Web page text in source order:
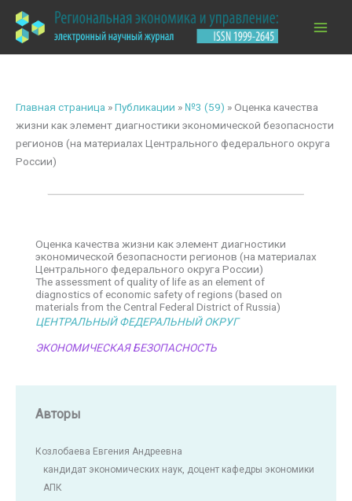
содержимому
Главная страница »Публикации » №3 (59) »Оценка качества
жизни как элемент диагностики экономической безопасности
регионов (на материалах Центрального федерального округа
России)
Оценка качества жизни как элемент диагностики
экономической безопасности регионов (на материалах
Центрального федерального округа России)
The assessment of quality of life as an element of
diagnostics of economic safety of regions (based on
materials from the Central Federal District of Russia)
ЦЕНТРАЛЬНЫЙ ФЕДЕРАЛЬНЫЙ ОКРУГ
ЭКОНОМИЧЕСКАЯ БЕЗОПАСНОСТЬ
Авторы
Козлобаева Евгения Андреевна
кандидат экономических наук, доцент кафедры экономики
АПК